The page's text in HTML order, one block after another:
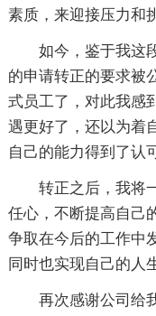
素质，来迎接压力和
如今，鉴于我这
的申请转正的要求被
式员工了，对此我感
遇更好了，还以为着
自己的能力得到了认
转正之后，我将
任心，不断提高自己
争取在今后的工作中
同时也实现自己的人
再次感谢公司给